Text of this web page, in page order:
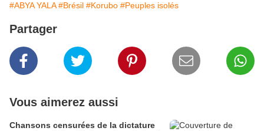
#ABYA YALA #Brésil #Korubo #Peuples isolés
Partager
Vous aimerez aussi
Chansons censurées de la dictature